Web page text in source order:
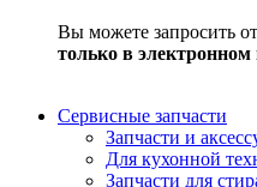
Вы можете запросить
только в электронном
Сервисные запчасти
Запчасти и
Для кухонной
Запчасти для